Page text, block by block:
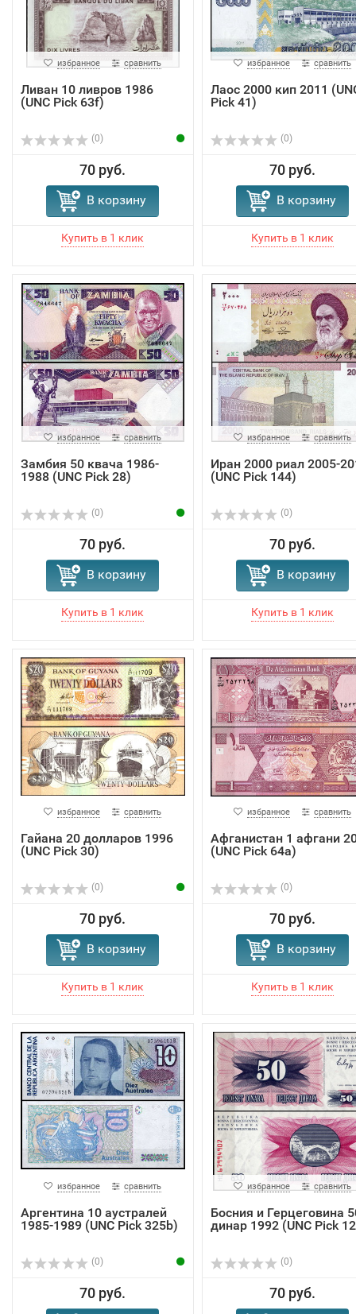
избранное сравнить
Ливан 10 ливров 1986
(UNC Pick 63f)
(0)
70 руб.
В корзину
избранное сравнить
Лаос 2000 кип 2011
Pick 41)
(0)
70 руб.
В корзину
избранное сравнить
Замбия 50 квача 1986-
1988 (UNC Pick 28)
(0)
70 руб.
В корзину
избранное сравнить
Иран 2000 риал 2005-
(UNC Pick 144)
(0)
70 руб.
В корзину
избранное сравнить
Гайана 20 долларов 1996
(UNC Pick 30)
(0)
70 руб.
В корзину
избранное сравнить
Афганистан 1 афгани
(UNC Pick 64a)
(0)
70 руб.
В корзину
избранное сравнить
Аргентина 10 аустралей
1985-1989 (UNC Pick 325b)
(0)
70 руб.
избранное сравнить
Босния и Герцеговина
динар 1992 (UNC Pick
(0)
70 руб.